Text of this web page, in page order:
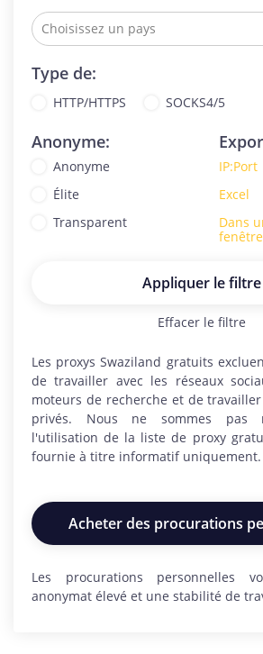
Choisissez un pays
Type de:
HTTP/HTTPS SOCKS4/5
Anonyme:
Anonyme
Élite
Transparent
IP:Port
Excel
Dans
fenêtre
Appliquer le filtre
Effacer le filtre
Les proxysSwaziland gratuits
de travailler avec les réseaux
moteurs de recherche et de
privés. Nous ne sommes pas
l'utilisation de la liste de proxy
fournie à titre informatif uniquement.
Acheter des procurations
Les procurations personnelles
anonymat élevé et une stabilité de